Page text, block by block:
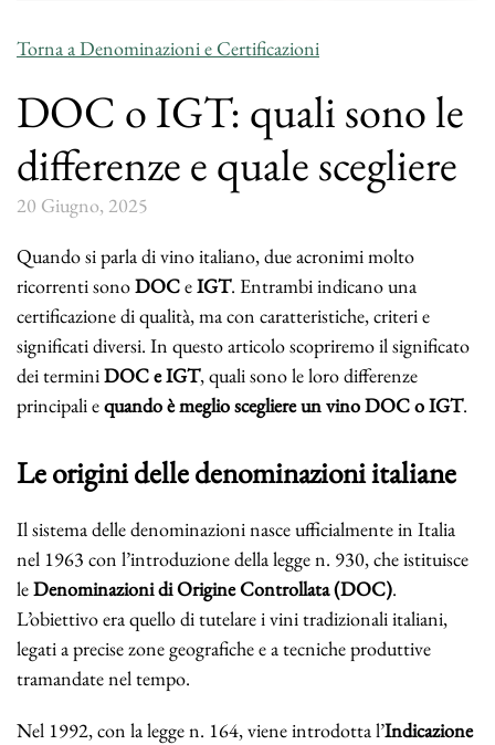
Torna a Denominazioni e Certificazioni
DOC o IGT: quali sono le
differenze e quale scegliere
20 Giugno, 2025
Quando si parla di vino italiano, due acronimi molto
ricorrenti sonoDOCeIGT. Entrambi indicano una
certificazione di qualità, ma con caratteristiche, criteri e
significati diversi. In questo articolo scopriremo il significato
dei terminiDOC e IGT, quali sono le loro differenze
principali equando è meglio scegliere un vino DOC o IGT.
Le origini delle denominazioni italiane
Il sistema delle denominazioni nasce ufficialmente in Italia
nel 1963 con l’introduzione della legge n. 930, che istituisce
leDenominazioni di Origine Controllata (DOC).
L’obiettivo era quello di tutelare i vini tradizionali italiani,
legati a precise zone geografiche e a tecniche produttive
tramandate nel tempo.
Nel 1992, con la legge n. 164, viene introdotta l’Indicazione